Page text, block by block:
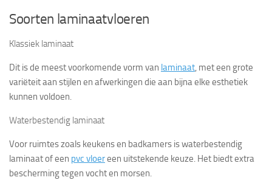
Soorten laminaatvloeren
Klassiek laminaat
Dit is de meest voorkomende vorm van laminaat, met een grote
variëteit aan stijlen en afwerkingen die aan bijna elke esthetiek
kunnen voldoen.
Waterbestendig laminaat
Voor ruimtes zoals keukens en badkamers is waterbestendig
laminaat of een pvc vloereen uitstekende keuze. Het biedt extra
bescherming tegen vocht en morsen.